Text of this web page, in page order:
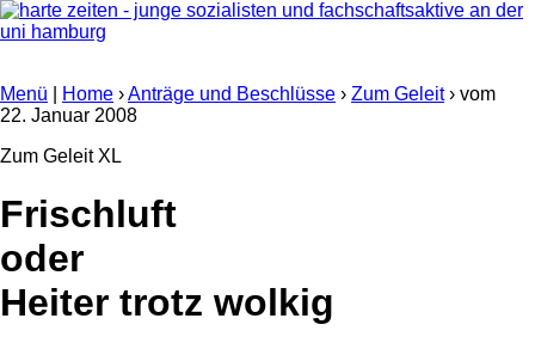
Menü Home ›Anträge und Beschlüsse › Zum Geleit› vom
22. Januar 2008
Zum Geleit XL
Frischluft
oder
Heiter trotz wolkig